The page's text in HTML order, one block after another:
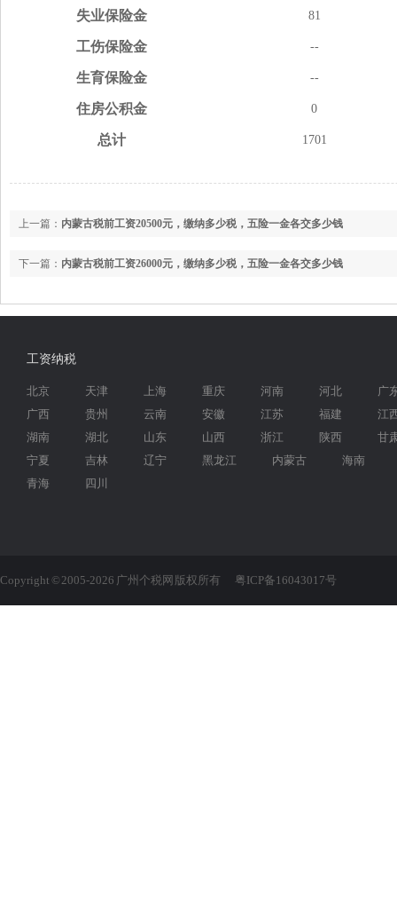
失业保险金 81
工伤保险金 --
生育保险金 --
住房公积金 0
总计 1701
上一篇： 内蒙古税前工资20500元，缴纳多少税，五险一金各交多少钱
下一篇： 内蒙古税前工资26000元，缴纳多少税，五险一金各交多少钱
工资纳税
北京 天津 上海 重庆 河南 河北
广
广西
贵州 云南 安徽 江苏 福建
江
湖南
湖北 山东 山西 浙江 陕西
甘
宁夏
吉林 辽宁 黑龙江 内蒙古
海南
青海
四川
Copyright © 2005-2026 广州个税网 版权所有 粤ICP备16043017号